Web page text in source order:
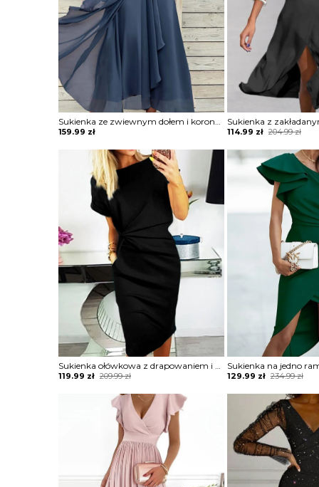
Sukienka ze zwiewnym dołem i koronkową górą
159.99 zł 204.99zł
Original
was:
204.99 zł.
114.99 zł
Current
is:
114.99 zł.
Sukienka ołówkowa z drapowaniem i dekoltem w łódkę
209.99zł
Original
119.99 zł
Current
234.99zł
Original
was:
234.99 zł.
129.99 zł
Current
is:
129.99 zł.